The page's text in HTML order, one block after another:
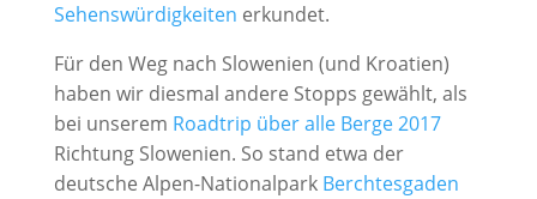
Sehenswürdigkeiten erkundet.
Für den Weg nach Slowenien (und Kroatien)
haben wir diesmal andere Stopps gewählt, als
bei unserem Roadtrip über alle Berge 2017
Richtung Slowenien. So stand etwa der
deutsche Alpen-Nationalpark Berchtesgaden